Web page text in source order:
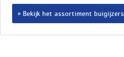
Bekijk het assortiment buigijzers